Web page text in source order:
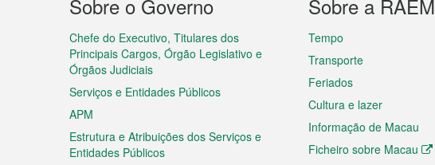
do
rodapé
Sobre o Governo
Chefe do Executivo, Titulares dos
Principais Cargos, Órgão Legislativo e
Órgãos Judiciais
Serviços e Entidades Públicos
APM
Estrutura e Atribuições dos Serviços e
Entidades Públicos
Sobre a RAEM
Tempo
Transporte
Feriados
Cultura e lazer
Informação de Macau
Ficheiro sobre Macau